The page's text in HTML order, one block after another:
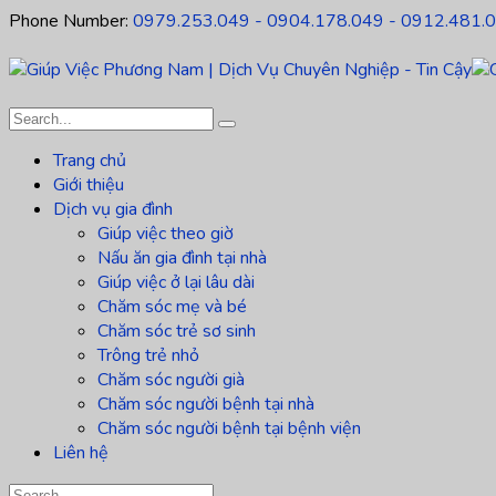
Phone Number: 0979.253.049 - 0904.178.049 -
Trang chủ
Giới thiệu
Dịch vụ gia đình
Giúp việc theo giờ
Nấu ăn gia đình tại nhà
Giúp việc ở lại lâu dài
Chăm sóc mẹ và bé
Chăm sóc trẻ sơ sinh
Trông trẻ nhỏ
Chăm sóc người già
Chăm sóc người bệnh tại nhà
Chăm sóc người bệnh tại bệnh viện
Liên hệ